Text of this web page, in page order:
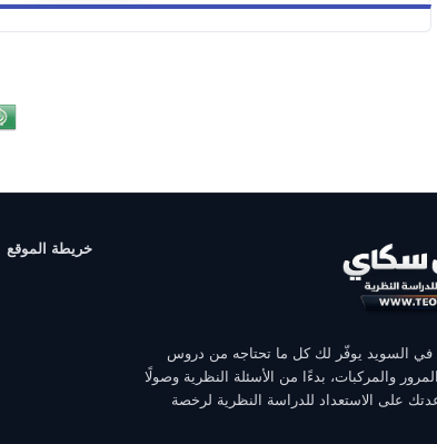
في السويد يوفّر لك كل ما تحتاجه من دروس
والمركبات، بدءًا من الأسئلة النظرية وصولًا
على الاستعداد للدراسة النظرية لرخصة
خريطة الموقع